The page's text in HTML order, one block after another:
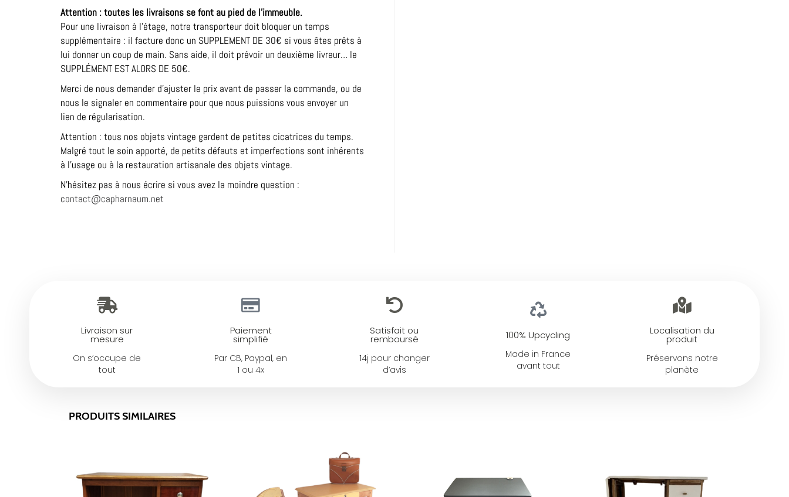
Attention : toutes les livraisons se font au pied de l’immeuble.
Pour une livraison à l’étage, notre transporteur doit bloquer un temps
supplémentaire : il facture donc un SUPPLEMENT DE 30€ si vous êtes prêts à
lui donner un coup de main. Sans aide, il doit prévoir un deuxième livreur… le
SUPPLÉMENT EST ALORS DE 50€.
Merci de nous demander d’ajuster le prix avant de passer la commande, ou de
nous le signaler en commentaire pour que nous puissions vous envoyer un
lien de régularisation.
Attention : tous nos objets vintage gardent de petites cicatrices du temps.
Malgré tout le soin apporté, de petits défauts et imperfections sont inhérents
à l’usage ou à la restauration artisanale des objets vintage.
N’hésitez pas à nous écrire si vous avez la moindre question :
contact@capharnaum.net
Livraison sur
mesure
On s’occupe de
tout
Paiement
simplifié
Par CB, Paypal, en
1 ou 4x
Satisfait ou
remboursé
14j pour changer
d’avis
100% Upcycling
Made in France
avant tout
Localisation du
produit
Préservons notre
planète
PRODUITS SIMILAIRES